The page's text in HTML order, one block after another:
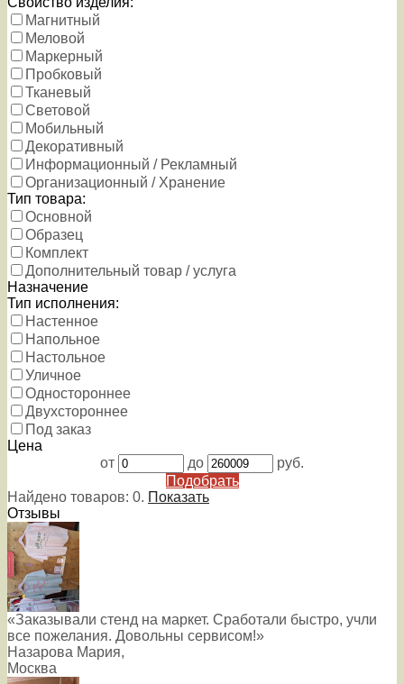
Магнитный
Меловой
Маркерный
Пробковый
Тканевый
Световой
Мобильный
Декоративный
Информационный / Рекламный
Организационный / Хранение
Тип товара:
Основной
Образец
Комплект
Дополнительный товар / услуга
Назначение
Тип исполнения:
Настенное
Напольное
Настольное
Уличное
Одностороннее
Двухстороннее
Под заказ
Цена
от
до
руб.
Подобрать
Найдено товаров: 0. Показать
Отзывы
«Заказывали стенд на маркет. Сработали быстро, учли
все пожелания. Довольны сервисом!»
Назарова Мария,
Москва